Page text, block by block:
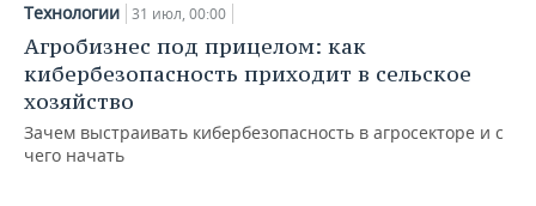
Технологии 31 июл, 00:00
Агробизнес под прицелом: как
кибербезопасность приходит в сельское
хозяйство
Зачем выстраивать кибербезопасность в агросекторе и с
чего начать